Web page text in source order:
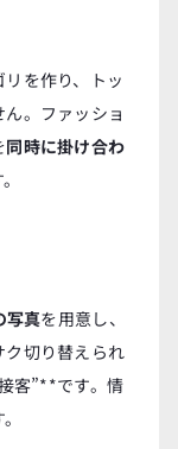
を作り、トッ
。ファッショ
同時に掛け合わ
写真を用意し、
切り替えられ
客”**です。情